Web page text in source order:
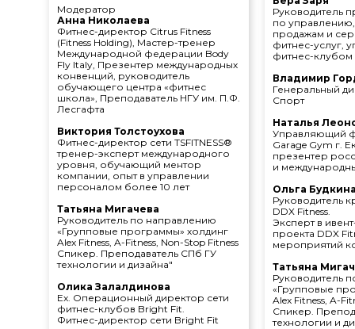
Руководитель
по
продажам и
фитнес-услуг,
фитнес-клубом
Владимир
Генеральный
Спорт
Наталья
Управляющий
Garage Gym г.
презентер
и
Ольга
Руководитель
DDX Fitness.
Эксперт в
проекта DDX
мероприятий
Татьяна
Руководитель
«Групповые
Alex Fitness, A-
Спикер.
технологии и
Модератор
Анна Николаева
Фитнес-директор Citrus Fitness
(Fitness Holding), Мастер-тренер
Международной федерации Body
Fly Italy, Презентер международных
конвенций, руководитель
обучающего центра «фитнес
школа», Преподаватель НГУ им. П.Ф.
Лесгафта
Виктория Толстоухова
Фитнес-директор сети TSFITNESS®
тренер-эксперт международного
уровня, обучающий ментор
компании, опыт в управлении
персоналом более 10 лет
Татьяна Мигачева
Руководитель по направлению
«Групповые программы» холдинг
Alex Fitness, A-Fitness, Non-Stop Fitness
Спикер. Преподаватель СПб ГУ
технологии и дизайна"
Олика Залалдинова
Ex. Операционный директор сети
фитнес-клубов Bright Fit.
Фитнес-директор сети Bright Fit